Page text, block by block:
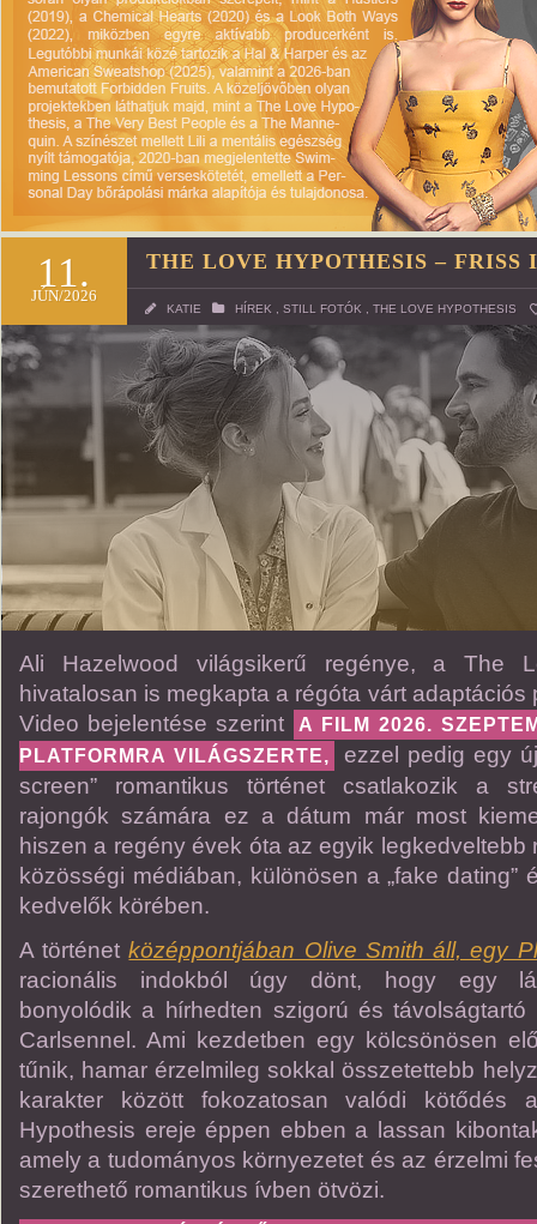
11.
JÚN/2026
THE LOVE HYPOTHESIS – FRISS
KATIE HÍREK STILL FOTÓK THE LOVE HYPOTHESIS
Ali Hazelwood világsikerű regénye, a The
hivatalosan is megkapta a régóta várt adaptációs
Video bejelentése szerint
A FILM 2026.
PLATFORMRA VILÁGSZERTE,
ezzel pedig egy
screen” romantikus történet csatlakozik a
rajongók számára ez a dátum már most
hiszen a regény évek óta az egyik legkedveltebb
közösségi médiában, különösen a „fake dating”
kedvelők körében.
A történetközéppontjában Olive Smith áll, egy
racionális indokból úgy dönt, hogy egy
bonyolódik a hírhedten szigorú és távolságtartó
Carlsennel. Ami kezdetben egy kölcsönösen
tűnik, hamar érzelmileg sokkal összetettebb
karakter között fokozatosan valódi
Hypothesis ereje éppen ebben a lassan
amely a tudományos környezetet és az érzelmi
szerethető romantikus ívben ötvözi.